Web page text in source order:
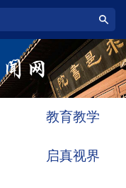
教育教学
启真视界